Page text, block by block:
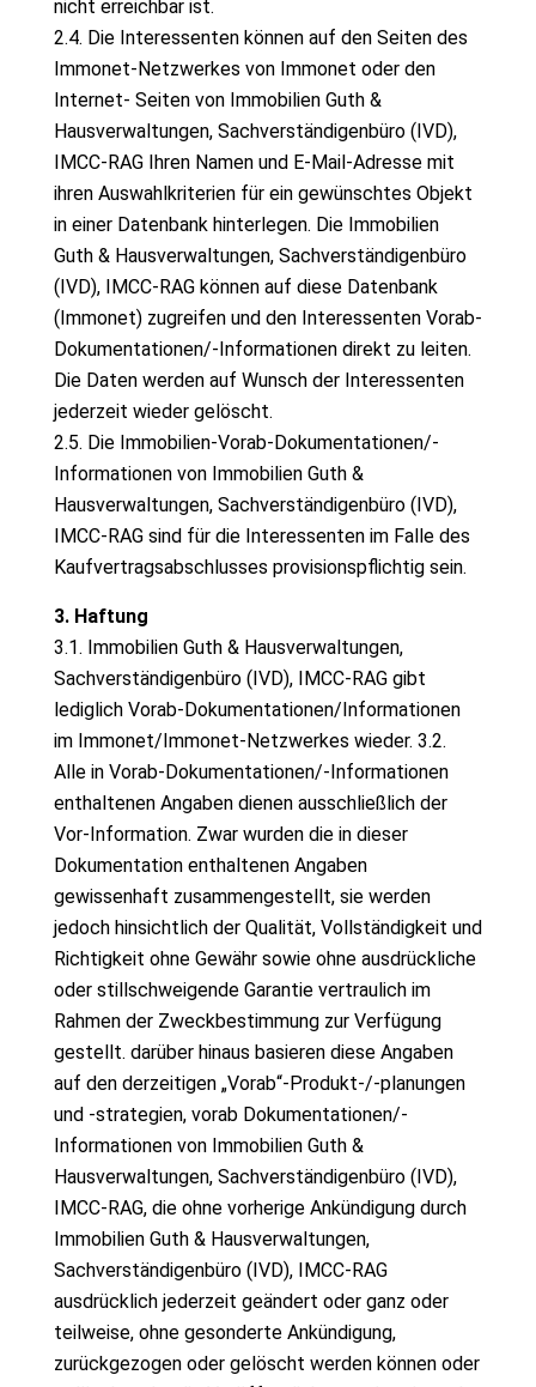
nicht erreichbar ist.
2.4. Die Interessenten können auf den Seiten des
Immonet-Netzwerkes von Immonet oder den
Internet- Seiten von Immobilien Guth &
Hausverwaltungen, Sachverständigenbüro (IVD),
IMCC-RAG Ihren Namen und E-Mail-Adresse mit
ihren Auswahlkriterien für ein gewünschtes Objekt
in einer Datenbank hinterlegen. Die Immobilien
Guth & Hausverwaltungen, Sachverständigenbüro
(IVD), IMCC-RAG können auf diese Datenbank
(Immonet) zugreifen und den Interessenten Vorab-
Dokumentationen/-Informationen direkt zu leiten.
Die Daten werden auf Wunsch der Interessenten
jederzeit wieder gelöscht.
2.5. Die Immobilien-Vorab-Dokumentationen/-
Informationen von Immobilien Guth &
Hausverwaltungen, Sachverständigenbüro (IVD),
IMCC-RAG sind für die Interessenten im Falle des
Kaufvertragsabschlusses provisionspflichtig sein.
3. Haftung
3.1. Immobilien Guth & Hausverwaltungen,
Sachverständigenbüro (IVD), IMCC-RAG gibt
lediglich Vorab-Dokumentationen/Informationen
im Immonet/Immonet-Netzwerkes wieder. 3.2.
Alle in Vorab-Dokumentationen/-Informationen
enthaltenen Angaben dienen ausschließlich der
Vor-Information. Zwar wurden die in dieser
Dokumentation enthaltenen Angaben
gewissenhaft zusammengestellt, sie werden
jedoch hinsichtlich der Qualität, Vollständigkeit und
Richtigkeit ohne Gewähr sowie ohne ausdrückliche
oder stillschweigende Garantie vertraulich im
Rahmen der Zweckbestimmung zur Verfügung
gestellt. darüber hinaus basieren diese Angaben
auf den derzeitigen „Vorab“-Produkt-/-planungen
und -strategien, vorab Dokumentationen/-
Informationen von Immobilien Guth &
Hausverwaltungen, Sachverständigenbüro (IVD),
IMCC-RAG, die ohne vorherige Ankündigung durch
Immobilien Guth & Hausverwaltungen,
Sachverständigenbüro (IVD), IMCC-RAG
ausdrücklich jederzeit geändert oder ganz oder
teilweise, ohne gesonderte Ankündigung,
zurückgezogen oder gelöscht werden können oder